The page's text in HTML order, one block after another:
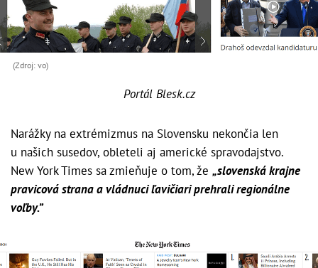
(Zdroj: vo)
Portál Blesk.cz
Narážky na extrémizmus na Slovensku nekončia len
u našich susedov, obleteli aj americké spravodajstvo.
New York Times sa zmieňuje o tom, že „slovenská krajne
pravicová strana a vládnuci ľavičiari prehrali regionálne
voľby.”